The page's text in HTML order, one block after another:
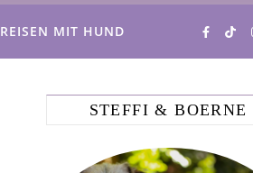
REISEN MIT HUND
STEFFI & BOERNE